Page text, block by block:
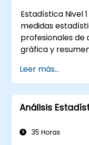
Estadística Nivel
medidas
profesionales de
gráfica y
normal y cálculo
incluyendo
estándar y
participantes las
resultados
Leer más...
Análisis
35 Horas